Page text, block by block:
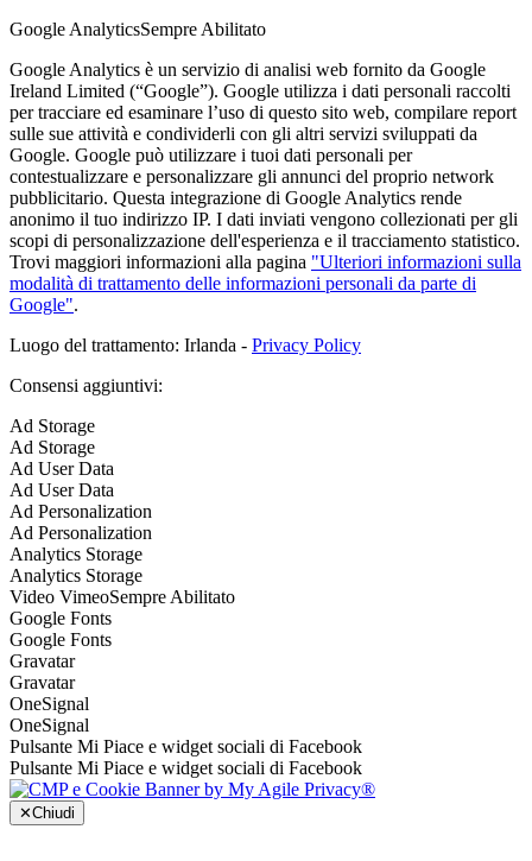
Google AnalyticsSempre Abilitato
Google Analytics è un servizio di analisi web fornito da Google
Ireland Limited (“Google”). Google utilizza i dati personali raccolti
per tracciare ed esaminare l’uso di questo sito web, compilare report
sulle sue attività e condividerli con gli altri servizi sviluppati da
Google. Google può utilizzare i tuoi dati personali per
contestualizzare e personalizzare gli annunci del proprio network
pubblicitario. Questa integrazione di Google Analytics rende
anonimo il tuo indirizzo IP. I dati inviati vengono collezionati per gli
scopi di personalizzazione dell'esperienza e il tracciamento statistico.
Trovi maggiori informazioni alla pagina "Ulteriori informazioni sulla
modalità di trattamento delle informazioni personali da parte di
Google".
Luogo del trattamento: Irlanda - Privacy Policy
Consensi aggiuntivi:
Ad Storage
Ad Storage
Ad User Data
Ad User Data
Ad Personalization
Ad Personalization
Analytics Storage
Analytics Storage
Video VimeoSempre Abilitato
Google Fonts
Google Fonts
Gravatar
Gravatar
OneSignal
OneSignal
Pulsante Mi Piace e widget sociali di Facebook
Pulsante Mi Piace e widget sociali di Facebook
✕Chiudi